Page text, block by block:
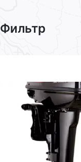
Фильтр